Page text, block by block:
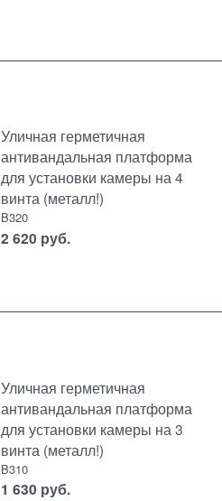
Уличная герметичная
антивандальная платформа
для установки камеры на 4
винта (металл!)
B320
2 620 руб.
Уличная герметичная
антивандальная платформа
для установки камеры на 3
винта (металл!)
B310
1 630 руб.